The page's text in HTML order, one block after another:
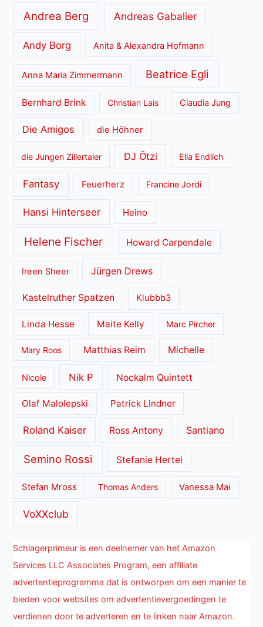
Andrea Berg Andreas Gabalier
Andy Borg Anita & Alexandra Hofmann
Anna Maria Zimmermann Beatrice Egli
Bernhard Brink Christian Lais Claudia Jung
Die Amigos die Höhner
die Jungen Zillertaler DJ Ötzi Ella Endlich
Fantasy Feuerherz Francine Jordi
Hansi Hinterseer Heino
Helene Fischer Howard Carpendale
Ireen Sheer Jürgen Drews
Kastelruther Spatzen Klubbb3
Linda Hesse Maite Kelly Marc Pircher
Mary Roos Matthias Reim Michelle
Nicole Nik P Nockalm Quintett
Olaf Malolepski Patrick Lindner
Roland Kaiser Ross Antony Santiano
Semino Rossi Stefanie Hertel
Stefan Mross Thomas Anders Vanessa Mai
VoXXclub
Schlagerprimeur is een deelnemer van het Amazon
Services LLC Associates Program, een affiliate
advertentieprogramma dat is ontworpen om een manier te
bieden voor websites om advertentievergoedingen te
verdienen door te adverteren en te linken naar Amazon.